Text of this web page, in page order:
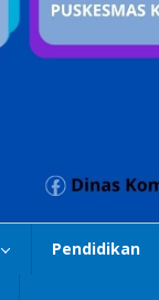
Pendidikan